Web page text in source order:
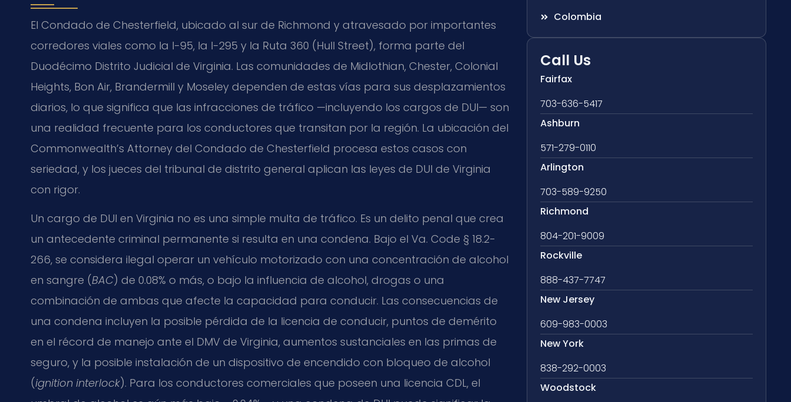
El Condado de Chesterfield, ubicado al sur de Richmond y atravesado por importantes
corredores viales como la I-95, la I-295 y la Ruta 360 (Hull Street), forma parte del
Duodécimo Distrito Judicial de Virginia. Las comunidades de Midlothian, Chester, Colonial
Heights, Bon Air, Brandermill y Moseley dependen de estas vías para sus desplazamientos
diarios, lo que significa que las infracciones de tráfico —incluyendo los cargos de DUI— son
una realidad frecuente para los conductores que transitan por la región. La ubicación del
Commonwealth’s Attorney del Condado de Chesterfield procesa estos casos con
seriedad, y los jueces del tribunal de distrito general aplican las leyes de DUI de Virginia
con rigor.
Un cargo de DUI en Virginia no es una simple multa de tráfico. Es un delito penal que crea
un antecedente criminal permanente si resulta en una condena. Bajo el Va. Code § 18.2-
266, se considera ilegal operar un vehículo motorizado con una concentración de alcohol
en sangre (BAC) de 0.08% o más, o bajo la influencia de alcohol, drogas o una
combinación de ambas que afecte la capacidad para conducir. Las consecuencias de
una condena incluyen la posible pérdida de la licencia de conducir, puntos de demérito
en el récord de manejo ante el DMV de Virginia, aumentos sustanciales en las primas de
seguro, y la posible instalación de un dispositivo de encendido con bloqueo de alcohol
(ignition interlock). Para los conductores comerciales que poseen una licencia CDL, el
Colombia
Call Us
Fairfax
703-636-5417
Ashburn
571-279-0110
Arlington
703-589-9250
Richmond
804-201-9009
Rockville
888-437-7747
New Jersey
609-983-0003
New York
838-292-0003
Woodstock